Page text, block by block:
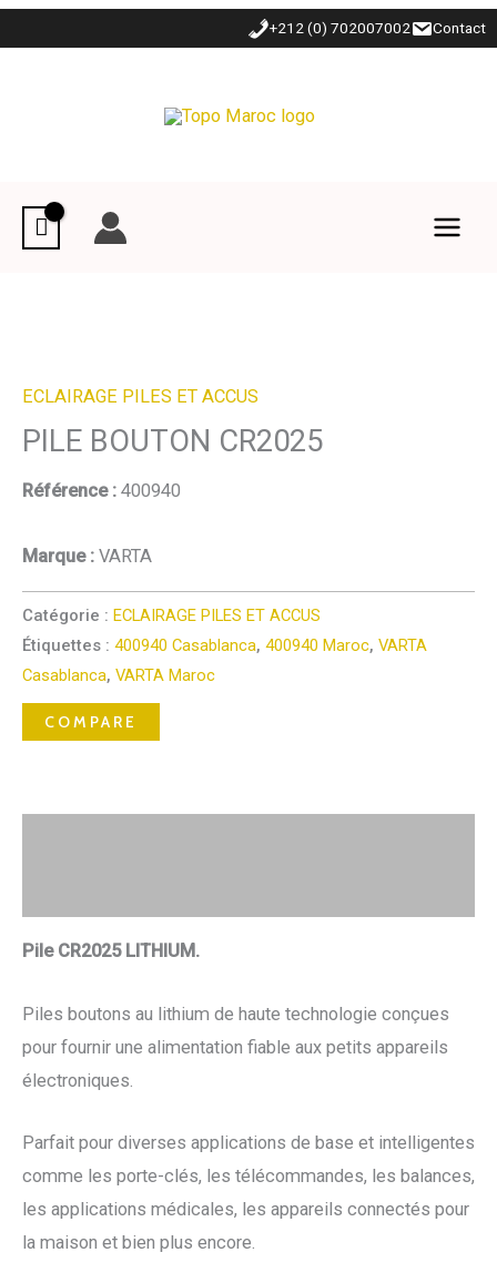
Aller
au
+212 (0) 702007002 Contact
ECLAIRAGE PILES ET ACCUS
PILE BOUTON CR2025
Référence : 400940
Marque : VARTA
Catégorie : ECLAIRAGE PILES ET ACCUS
Étiquettes : 400940 Casablanca, 400940 Maroc, VARTA
Casablanca, VARTA Maroc
COMPARE
Pile CR2025 LITHIUM.
Piles boutons au lithium de haute technologie conçues
pour fournir une alimentation fiable aux petits appareils
électroniques.
Parfait pour diverses applications de base et intelligentes
comme les porte-clés, les télécommandes, les balances,
les applications médicales, les appareils connectés pour
la maison et bien plus encore.